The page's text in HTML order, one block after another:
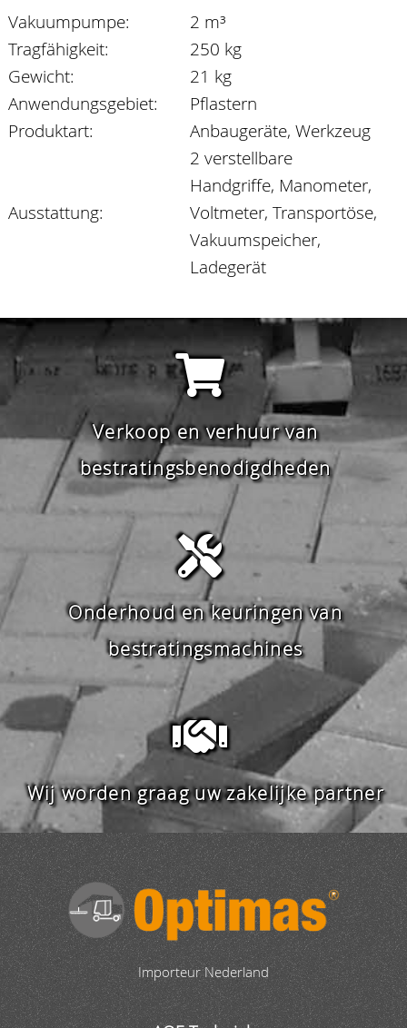
Vakuumpumpe:
2 m³
Tragfähigkeit:
250 kg
Gewicht:
21 kg
Anwendungsgebiet:
Pflastern
Produktart:
Anbaugeräte, Werkzeug
Ausstattung:
2 verstellbare
Handgriffe, Manometer,
Voltmeter, Transportöse,
Vakuumspeicher,
Ladegerät
Verkoop en verhuur van
bestratingsbenodigdheden
Onderhoud en keuringen van
bestratingsmachines
Wij worden graag uw zakelijke partner
Importeur Nederland